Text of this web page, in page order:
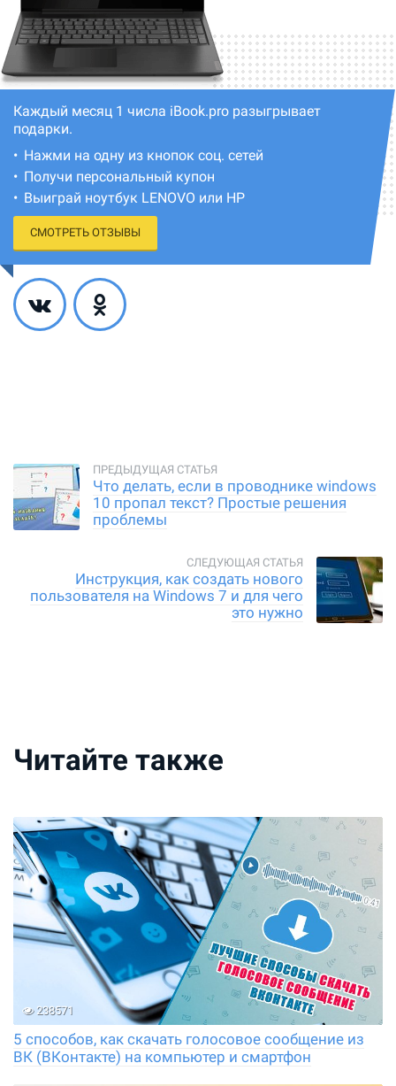
Каждый месяц 1 числа iBook.pro разыгрывает
подарки.
Нажми на одну из кнопок соц. сетей
Получи персональный купон
Выиграй ноутбук LENOVO или HP
СМОТРЕТЬ ОТЗЫВЫ
Что делать, если в проводнике windows
10 пропал текст? Простые решения
проблемы
Инструкция, как создать нового
пользователя на Windows 7 и для чего
это нужно
Читайте также
238571
5 способов, как скачать голосовое сообщение из
ВК (ВКонтакте) на компьютер и смартфон